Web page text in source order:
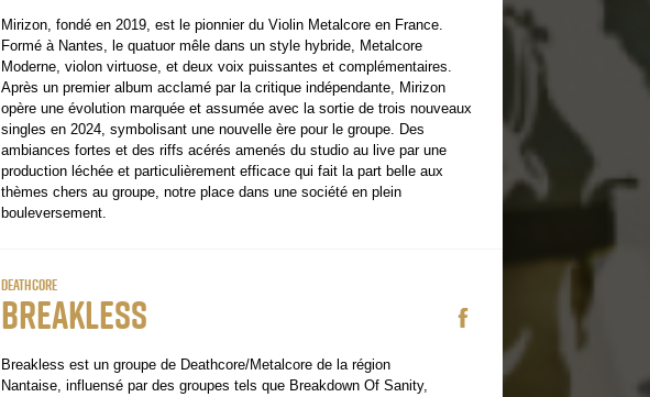
Mirizon, fondé en 2019, est le pionnier du Violin Metalcore en France.
Formé à Nantes, le quatuor mêle dans un style hybride, Metalcore
Moderne, violon virtuose, et deux voix puissantes et complémentaires.
Après un premier album acclamé par la critique indépendante, Mirizon
opère une évolution marquée et assumée avec la sortie de trois nouveaux
singles en 2024, symbolisant une nouvelle ère pour le groupe. Des
ambiances fortes et des riffs acérés amenés du studio au live par une
production léchée et particulièrement efficace qui fait la part belle aux
thèmes chers au groupe, notre place dans une société en plein
bouleversement.
Deathcore
Breakless
Breakless est un groupe de Deathcore/Metalcore de la région
Nantaise, influensé par des groupes tels que Breakdown Of Sanity,